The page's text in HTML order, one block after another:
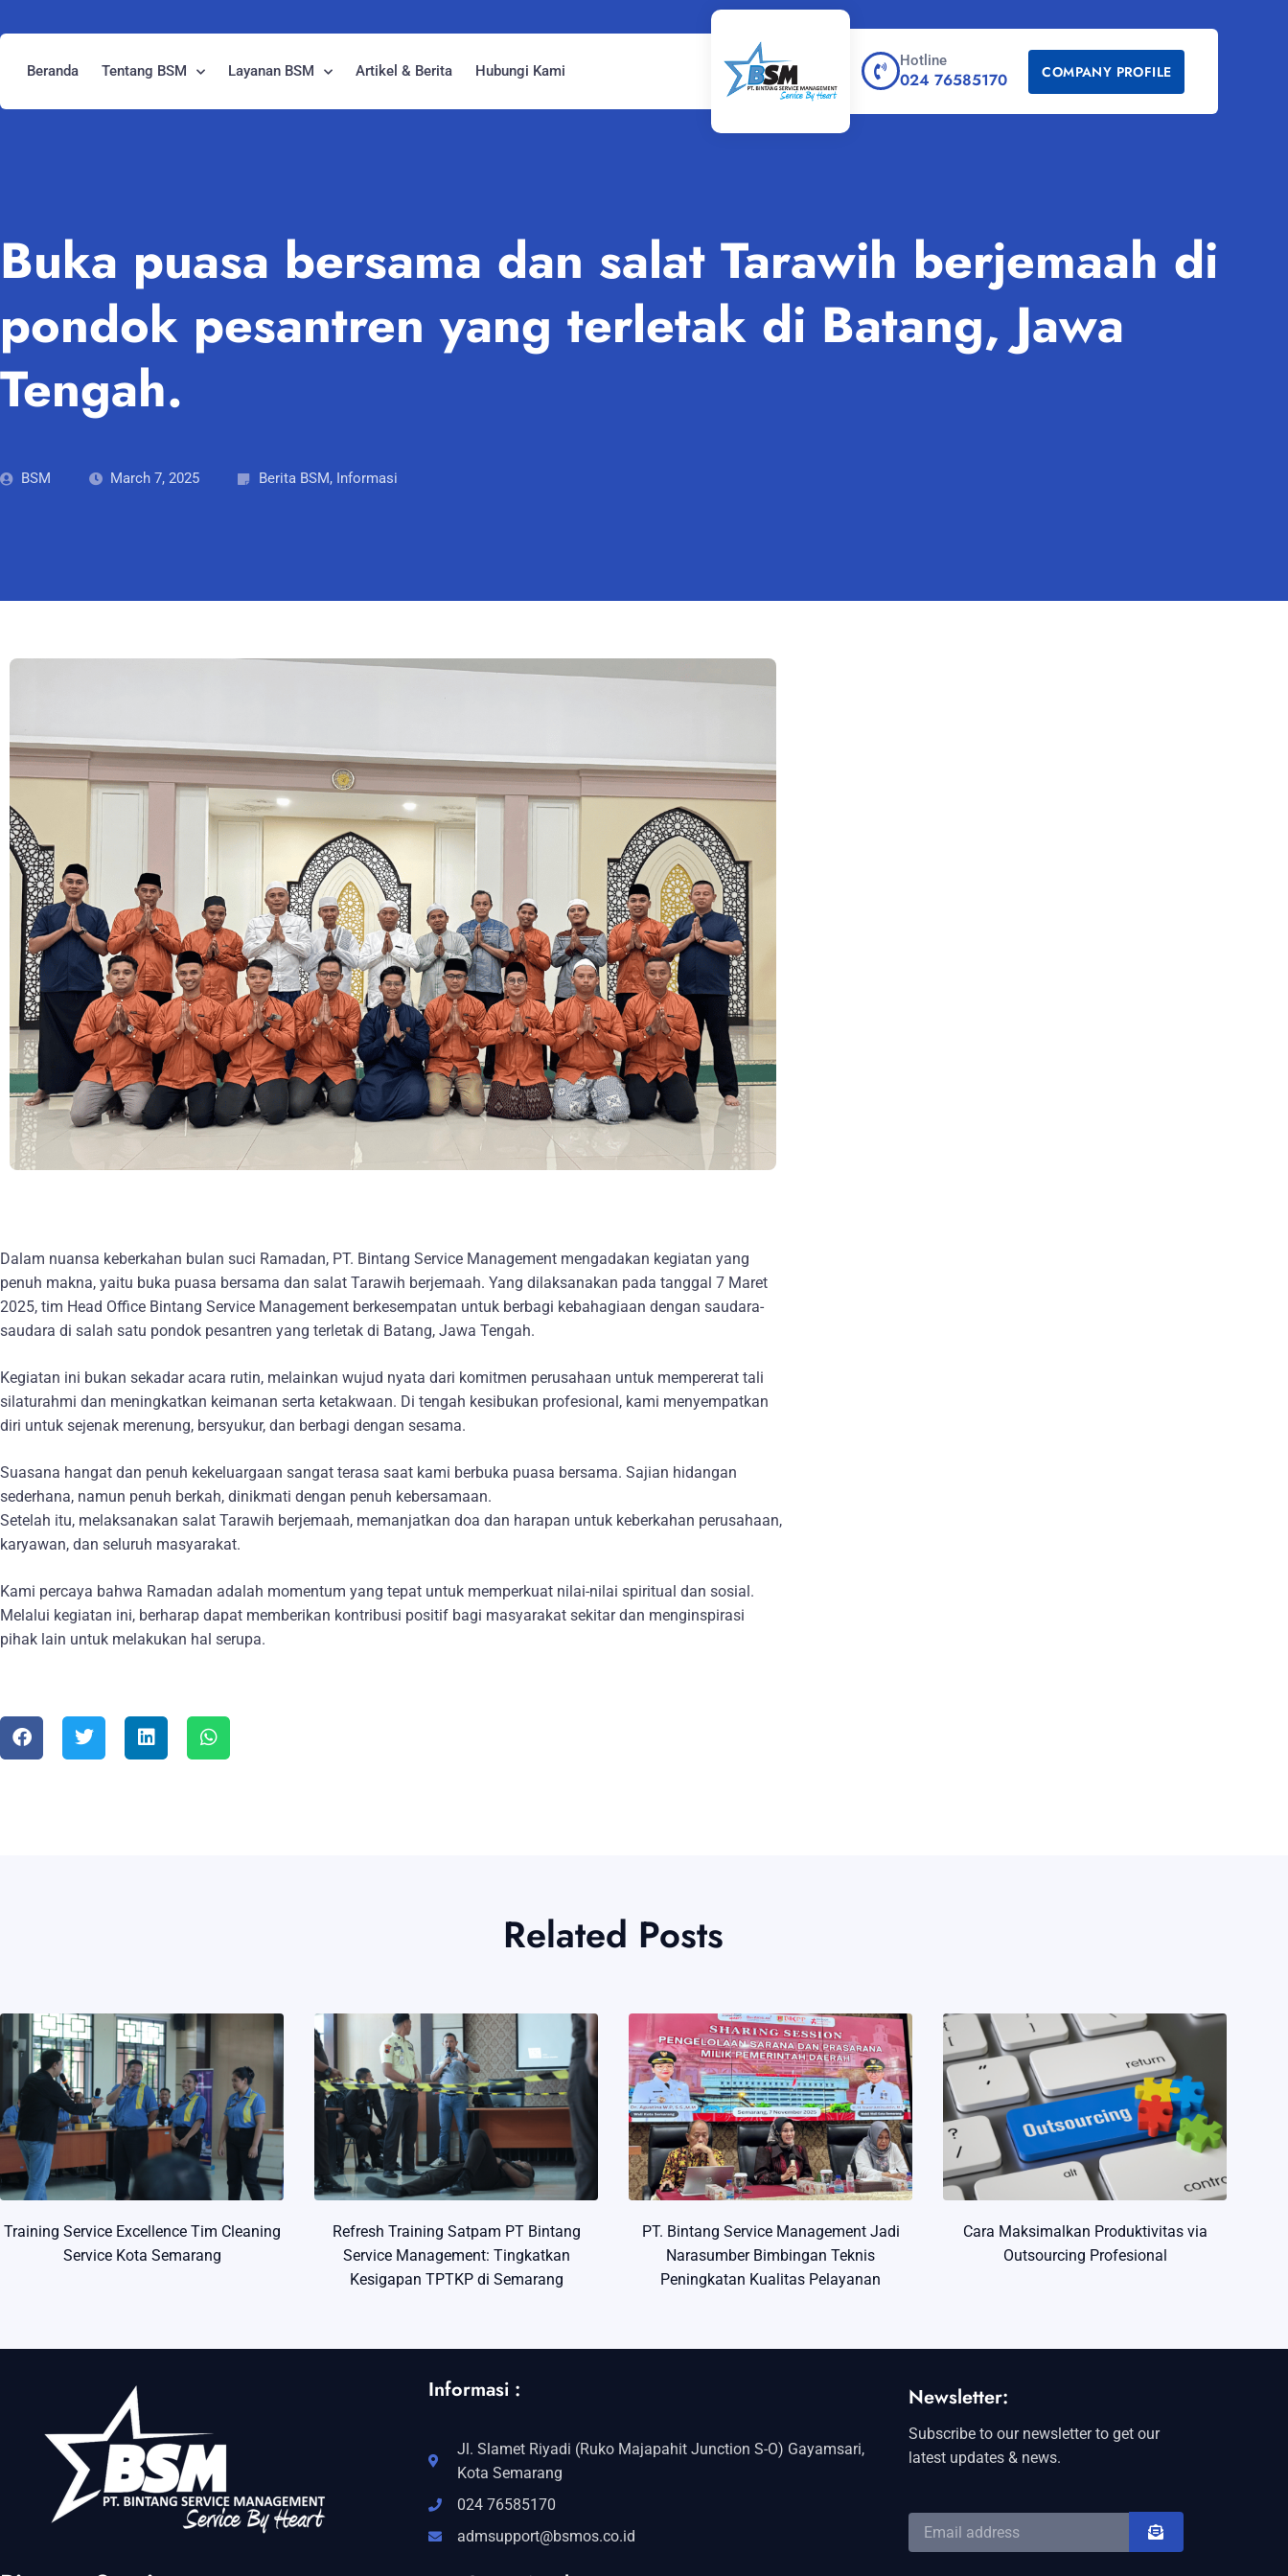
Beranda Tentang BSM Layanan BSM Artikel & Berita Hubungi Kami
Hotline
024 76585170 COMPANY PROFILE
Buka puasa bersama dan salat Tarawih berjemaah di
pondok pesantren yang terletak di Batang, Jawa
Tengah.
BSM March 7, 2025 Berita BSM, Informasi
Dalam nuansa keberkahan bulan suci Ramadan, PT. Bintang Service Management mengadakan kegiatan yang
penuh makna, yaitu buka puasa bersama dan salat Tarawih berjemaah. Yang dilaksanakan pada tanggal 7 Maret
2025, tim Head Office Bintang Service Management berkesempatan untuk berbagi kebahagiaan dengan saudara-
saudara di salah satu pondok pesantren yang terletak di Batang, Jawa Tengah.
Kegiatan ini bukan sekadar acara rutin, melainkan wujud nyata dari komitmen perusahaan untuk mempererat tali
silaturahmi dan meningkatkan keimanan serta ketakwaan. Di tengah kesibukan profesional, kami menyempatkan
diri untuk sejenak merenung, bersyukur, dan berbagi dengan sesama.
Suasana hangat dan penuh kekeluargaan sangat terasa saat kami berbuka puasa bersama. Sajian hidangan
sederhana, namun penuh berkah, dinikmati dengan penuh kebersamaan.
Setelah itu, melaksanakan salat Tarawih berjemaah, memanjatkan doa dan harapan untuk keberkahan perusahaan,
karyawan, dan seluruh masyarakat.
Kami percaya bahwa Ramadan adalah momentum yang tepat untuk memperkuat nilai-nilai spiritual dan sosial.
Melalui kegiatan ini, berharap dapat memberikan kontribusi positif bagi masyarakat sekitar dan menginspirasi
pihak lain untuk melakukan hal serupa.
Related Posts
Training Service Excellence Tim Cleaning
Service Kota Semarang
Refresh Training Satpam PT Bintang
Service Management: Tingkatkan
Kesigapan TPTKP di Semarang
PT. Bintang Service Management Jadi
Narasumber Bimbingan Teknis
Peningkatan Kualitas Pelayanan
Cara Maksimalkan Produktivitas via
Outsourcing Profesional
Informasi :
Jl. Slamet Riyadi (Ruko Majapahit Junction S-O) Gayamsari,
Kota Semarang
024 76585170
admsupport@bsmos.co.id
Newsletter:
Subscribe to our newsletter to get our
latest updates & news.